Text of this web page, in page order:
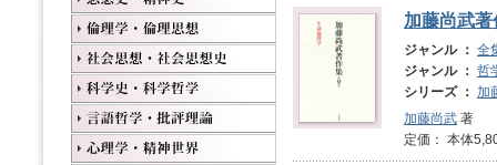
加藤尚武
ジャンル ： 全
ジャンル ： 哲
シリーズ ： 加
加藤尚武 著
定価： 本体